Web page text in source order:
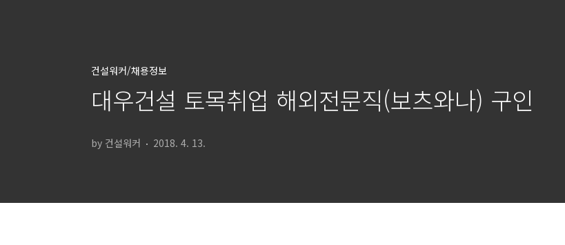
건설워커/채용정보
대우건설 토목취업 해외전문직(보츠와나) 구인
by 건설워커 2018. 4. 13.